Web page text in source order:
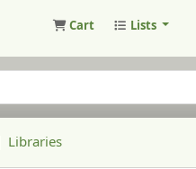
Cart Lists
Libraries